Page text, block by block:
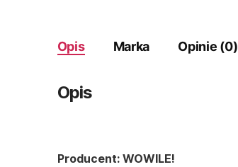
Opis Marka Opinie (0)
Opis
Producent: WOWILE!